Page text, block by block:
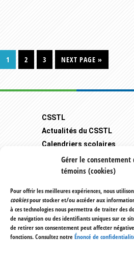
Gérer le consentement
témoins (cookies)
Pour offrir les meilleures expériences, nous
cookiespour stocker et/ou accéder aux
à ces technologies nous permettra de traiter des
de navigation ou des identifiants uniques sur ce
de retirer son consentement peut affecter
fonctions. Consultez notreÉnoncé de
PAGE
1 PAGE
2 PAGE
3
GO
TO
NEXT PAGE »
Footer
CSSTL
Actualités du CSSTL
Calendriers scolaires
Carrière
Mozaïk-Portail Parents
Plaintes et protecteur de
Règlements et politiques
1355, rue du Bois
Saint-Lazare